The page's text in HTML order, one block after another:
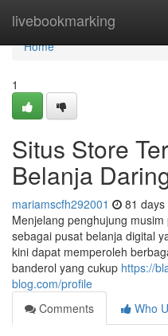
livebookmarking
Home
Home
1
Situs Store
Belanja
mariamscfh292001 81 days
Menjelang penghujung
sebagai pusat belanja digital
kini dapat memperoleh
banderol yang cukup https://
blog.com/profile
Comments
Who